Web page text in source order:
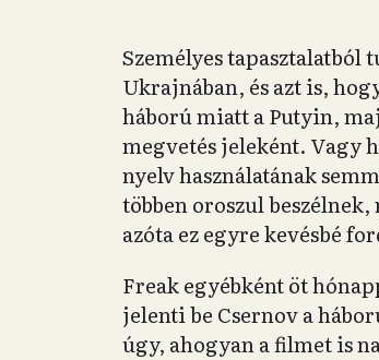
Személyes
Ukrajnában, és azt is,
háború miatt a Putyin,
megvetés jeleként. Vagy
nyelv használatának
többen oroszul
azóta ez egyre kevésbé
Freak egyébként öt
jelenti be Csernov a
úgy, ahogyan a filmet is